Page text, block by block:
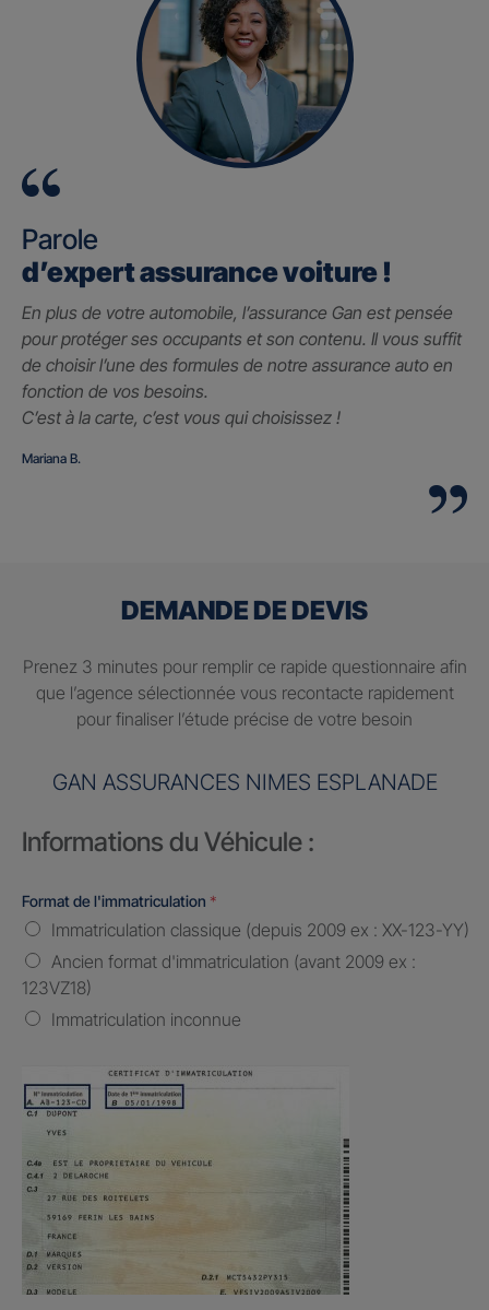
Parole
d’expert assurance voiture !
En plus de votre automobile, l’assurance Gan est pensée
pour protéger ses occupants et son contenu. Il vous suffit
de choisir l’une des formules de notre assurance auto en
fonction de vos besoins.
C’est à la carte, c’est vous qui choisissez !
Mariana B.
DEMANDE DE DEVIS
Prenez 3 minutes pour remplir ce rapide questionnaire afin
que l’agence sélectionnée vous recontacte rapidement
pour finaliser l’étude précise de votre besoin
GAN ASSURANCES NIMES ESPLANADE
Informations du Véhicule :
Format de l'immatriculation *
Immatriculation classique (depuis 2009 ex : XX-123-YY)
Ancien format d'immatriculation (avant 2009 ex :
123VZ18)
Immatriculation inconnue